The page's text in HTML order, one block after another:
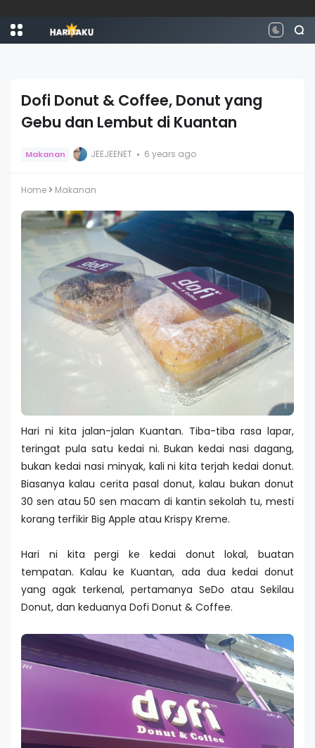
Dofi Donut & Coffee, Donut yang
Gebu dan Lembut di Kuantan
Makanan JEEJEENET 6 years ago
Home Makanan
Hari ni kita jalan-jalan Kuantan. Tiba-tiba rasa lapar,
teringat pula satu kedai ni. Bukan kedai nasi dagang,
bukan kedai nasi minyak, kali ni kita terjah kedai donut.
Biasanya kalau cerita pasal donut, kalau bukan donut
30 sen atau 50 sen macam di kantin sekolah tu, mesti
korang terfikir Big Apple atau Krispy Kreme.
Hari ni kita pergi ke kedai donut lokal, buatan
tempatan. Kalau ke Kuantan, ada dua kedai donut
yang agak terkenal, pertamanya SeDo atau Sekilau
Donut, dan keduanya Dofi Donut & Coffee.